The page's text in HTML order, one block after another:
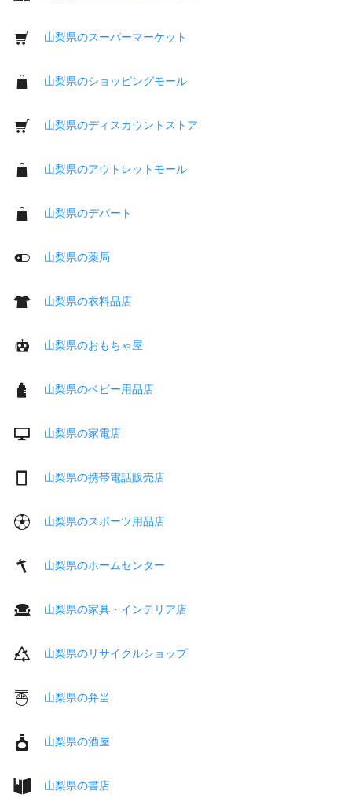
山梨県のスーパーマーケット
山梨県のショッピングモール
山梨県のディスカウントストア
山梨県のアウトレットモール
山梨県のデパート
山梨県の薬局
山梨県の衣料品店
山梨県のおもちゃ屋
山梨県のベビー用品店
山梨県の家電店
山梨県の携帯電話販売店
山梨県のスポーツ用品店
山梨県のホームセンター
山梨県の家具・インテリア店
山梨県のリサイクルショップ
山梨県の弁当
山梨県の酒屋
山梨県の書店